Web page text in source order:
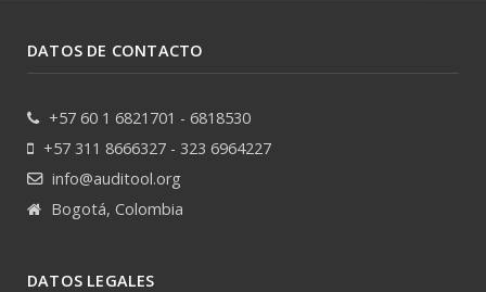
DATOS DE CONTACTO
+57 60 1 6821701 - 6818530
+57 311 8666327 - 323 6964227
info@auditool.org
Bogotá, Colombia
DATOS LEGALES